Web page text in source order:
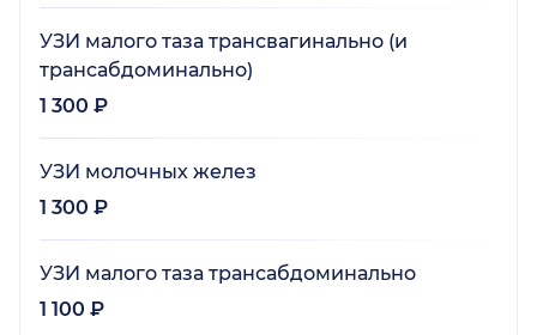
УЗИ малого таза трансвагинально (и
трансабдоминально)
1 300 ₽
УЗИ молочных желез
1 300 ₽
УЗИ малого таза трансабдоминально
1 100 ₽